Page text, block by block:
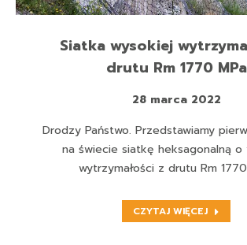
Siatka wysokiej
drutu Rm 1770 MPa
28 marca 2022
Drodzy Państwo. Przedstawiamy
na świecie siatkę heksagonalną o
wytrzymałości z drutu Rm 1770
CZYTAJ WIĘCEJ